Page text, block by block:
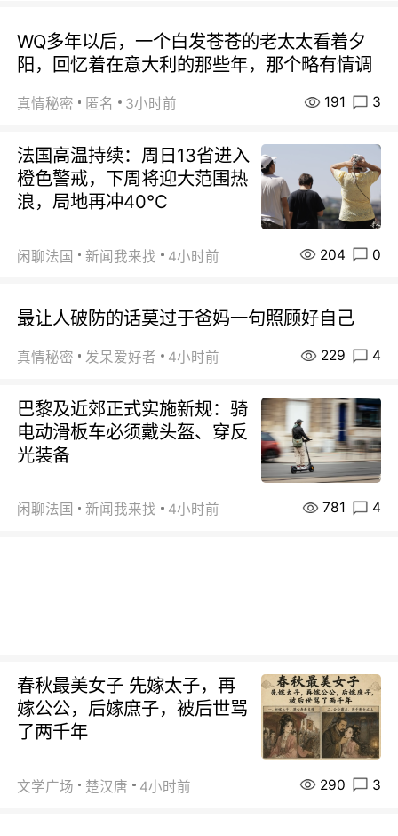
WQ多年以后，一个白发苍苍的老太太看着夕
阳，回忆着在意大利的那些年，那个略有情调
真情秘密 匿名 3小时前 191 3
法国高温持续：周日13省进入
橙色警戒，下周将迎大范围热
浪，局地再冲40℃
闲聊法国 新闻我来找 4小时前 204 0
最让人破防的话莫过于爸妈一句照顾好自己
真情秘密 发呆爱好者 4小时前 229 4
巴黎及近郊正式实施新规：骑
电动滑板车必须戴头盔、穿反
光装备
闲聊法国 新闻我来找 4小时前 781 4
春秋最美女子 先嫁太子，再
嫁公公，后嫁庶子，被后世骂
了两千年
文学广场 楚汉唐 4小时前 290 3